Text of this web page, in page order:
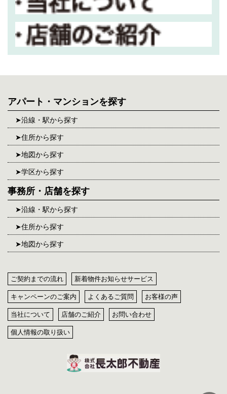
アパート・マンションを探す
沿線・駅から探す
住所から探す
地図から探す
学区から探す
事務所・店舗を探す
沿線・駅から探す
住所から探す
地図から探す
ご契約までの流れ 新着物件お知らせサービス
キャンペーンのご案内 よくあるご質問 お客様の声
当社について 店舗のご紹介 お問い合わせ
個人情報の取り扱い